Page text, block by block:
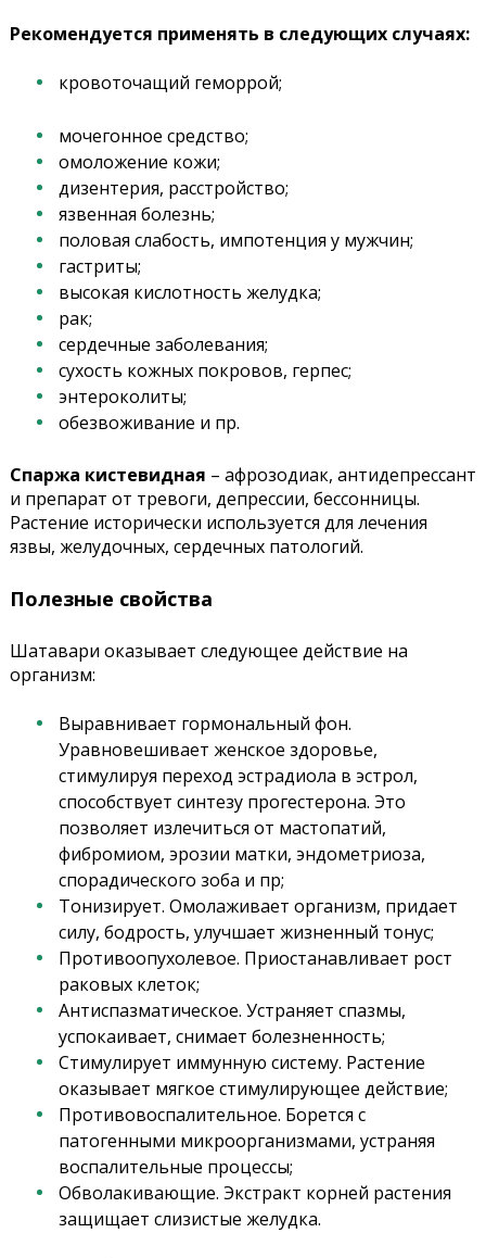
Рекомендуется применять в следующих случаях:
кровоточащий геморрой;
мочегонное средство;
омоложение кожи;
дизентерия, расстройство;
язвенная болезнь;
половая слабость, импотенция у мужчин;
гастриты;
высокая кислотность желудка;
рак;
сердечные заболевания;
сухость кожных покровов, герпес;
энтероколиты;
обезвоживание и пр.
Спаржа кистевидная – афрозодиак, антидепрессант
и препарат от тревоги, депрессии, бессонницы.
Растение исторически используется для лечения
язвы, желудочных, сердечных патологий.
Полезные свойства
Шатавари оказывает следующее действие на
организм:
Выравнивает гормональный фон.
Уравновешивает женское здоровье,
стимулируя переход эстрадиола в эстрол,
способствует синтезу прогестерона. Это
позволяет излечиться от мастопатий,
фибромиом, эрозии матки, эндометриоза,
спорадического зоба и пр;
Тонизирует. Омолаживает организм, придает
силу, бодрость, улучшает жизненный тонус;
Противоопухолевое. Приостанавливает рост
раковых клеток;
Антиспазматическое. Устраняет спазмы,
успокаивает, снимает болезненность;
Стимулирует иммунную систему. Растение
оказывает мягкое стимулирующее действие;
Противовоспалительное. Борется с
патогенными микроорганизмами, устраняя
воспалительные процессы;
Обволакивающие. Экстракт корней растения
защищает слизистые желудка.